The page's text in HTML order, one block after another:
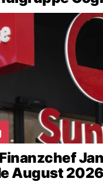
August 2026